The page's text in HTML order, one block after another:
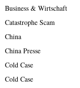
Business & Wirtschaft
Catastrophe Scam
China
China Presse
Cold Case
Cold Case